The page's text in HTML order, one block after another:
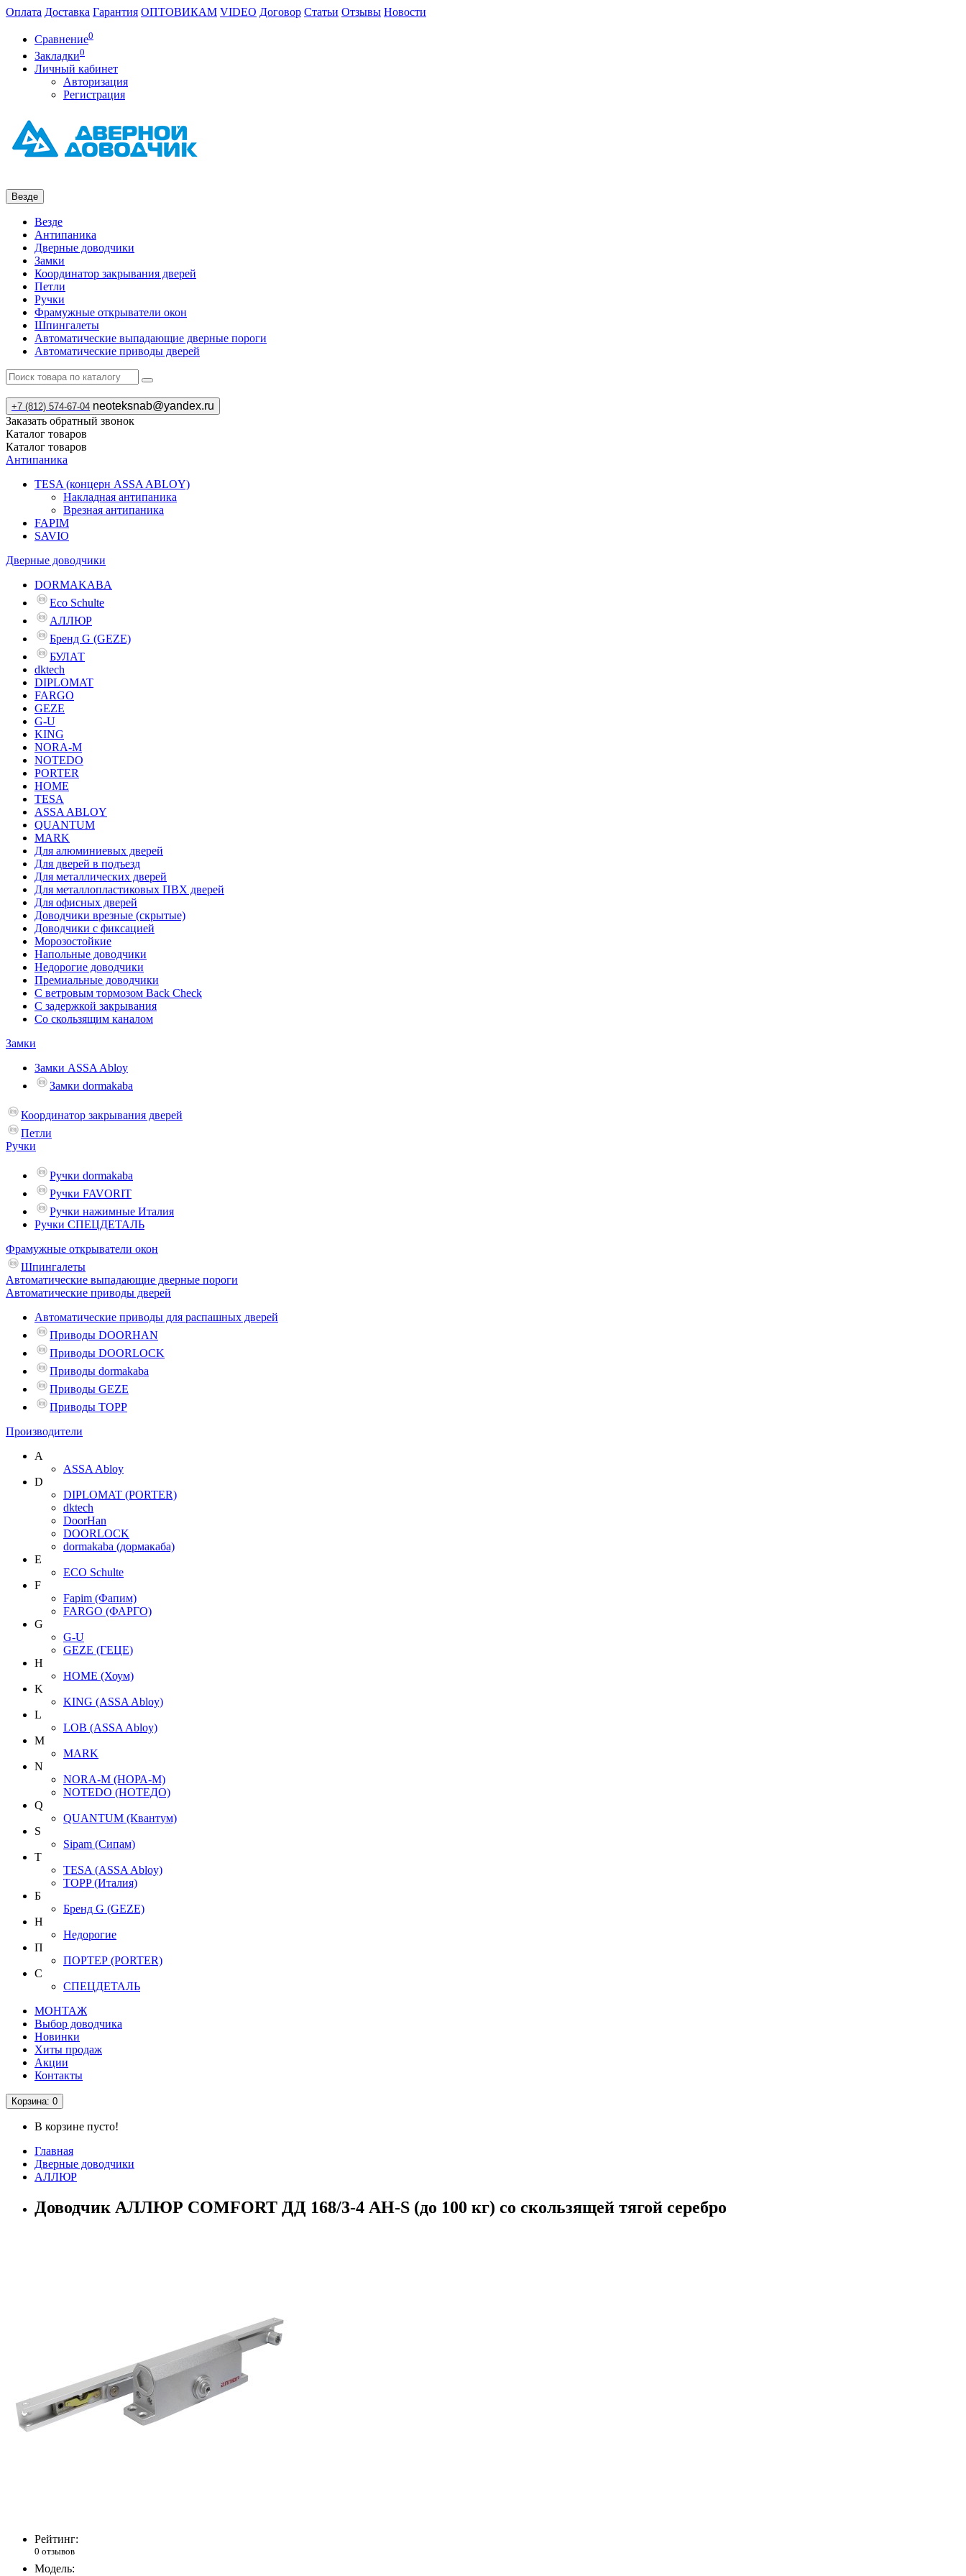
Оплата Доставка Гарантия ОПТОВИКАМ VIDEO Договор Статьи Отзывы Новости
Сравнение0
Закладки0
Личный кабинет
Авторизация
Регистрация
Везде
Везде
Антипаника
Дверные доводчики
Замки
Координатор закрывания дверей
Петли
Ручки
Фрамужные открыватели окон
Шпингалеты
Автоматические выпадающие дверные пороги
Автоматические приводы дверей
+7 (812) 574-67-04 neoteksnab@yandex.ru
Заказать обратный звонок
Каталог товаров
Каталог товаров
Антипаника
TESA (концерн ASSA ABLOY)
Накладная антипаника
Врезная антипаника
FAPIM
SAVIO
Дверные доводчики
DORMAKABA
Eco Schulte
АЛЛЮР
Бренд G (GEZE)
БУЛАТ
dktech
DIPLOMAT
FARGO
GEZE
G-U
KING
NORA-M
NOTEDO
PORTER
HOME
TESA
ASSA ABLOY
QUANTUM
MARK
Для алюминиевых дверей
Для дверей в подъезд
Для металлических дверей
Для металлопластиковых ПВХ дверей
Для офисных дверей
Доводчики врезные (скрытые)
Доводчики с фиксацией
Морозостойкие
Напольные доводчики
Недорогие доводчики
Премиальные доводчики
С ветровым тормозом Back Check
С задержкой закрывания
Со скользящим каналом
Замки
Замки ASSA Abloy
Замки dormakaba
Координатор закрывания дверей
Петли
Ручки
Ручки dormakaba
Ручки FAVORIT
Ручки нажимные Италия
Ручки СПЕЦДЕТАЛЬ
Фрамужные открыватели окон
Шпингалеты
Автоматические выпадающие дверные пороги
Автоматические приводы дверей
Автоматические приводы для распашных дверей
Приводы DOORHAN
Приводы DOORLOCK
Приводы dormakaba
Приводы GEZE
Приводы TOPP
Производители
A
ASSA Abloy
D
DIPLOMAT (PORTER)
dktech
DoorHan
DOORLOCK
dormakaba (дормакаба)
E
ECO Schulte
F
Fapim (Фапим)
FARGO (ФАРГО)
G
G-U
GEZE (ГЕЦЕ)
H
HOME (Хоум)
K
KING (ASSA Abloy)
L
LOB (ASSA Abloy)
M
MARK
N
NORA-M (НОРА-М)
NOTEDO (НОТЕДО)
Q
QUANTUM (Квантум)
S
Sipam (Сипам)
T
TESA (ASSA Abloy)
TOPP (Италия)
Б
Бренд G (GEZE)
Н
Недорогие
П
ПОРТЕР (PORTER)
С
СПЕЦДЕТАЛЬ
МОНТАЖ
Выбор доводчика
Новинки
Хиты продаж
Акции
Контакты
Корзина: 0
В корзине пусто!
Главная
Дверные доводчики
АЛЛЮР
Доводчик АЛЛЮР COMFORT ДД 168/3-4 AH-S (до 100 кг) со скользящей тягой серебро
Рейтинг:
0 отзывов
Модель: